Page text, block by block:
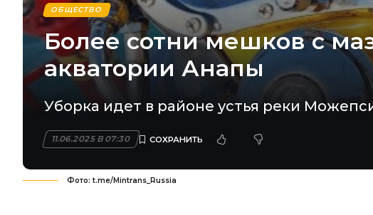
ОБЩЕСТВО
Более сотни мешков с
акватории Анапы
Уборка идет в районе устья реки
11.06.2025 В 07:30
Фото: t.me/Mintrans_Russia